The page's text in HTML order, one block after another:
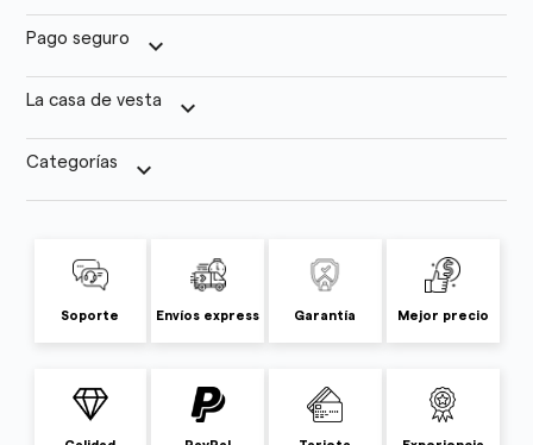
Pago seguro keyboard_arrow_down
La casa de vesta keyboard_arrow_down
Categorías keyboard_arrow_down
Soporte Envíos express Garantía Mejor precio